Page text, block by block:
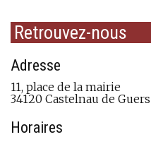
Retrouvez-nous
Adresse
11, place de la mairie
34120 Castelnau de Guers
Horaires